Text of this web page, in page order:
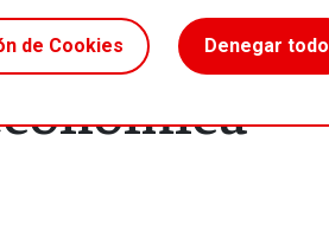
de Cookies Denegar todo